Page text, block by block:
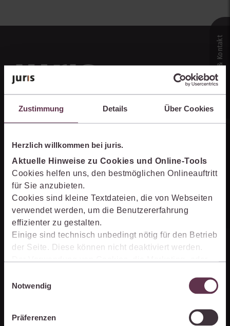
Zustimmung Details Über Cookies
Herzlich willkommen bei juris.
Aktuelle Hinweise zu Cookies und Online-Tools
Cookies helfen uns, den bestmöglichen Onlineauftritt
für Sie anzubieten.
Cookies sind kleine Textdateien, die von Webseiten
verwendet werden, um die Benutzererfahrung
effizienter zu gestalten.
Einige sind technisch unbedingt nötig für den Betrieb
der Seite. Diese können nicht deaktiviert werden.
Der Verwendung von Cookies, die Marketing- oder
Produkte zu optimieren, können Sie zustimmen,
indem Sie auf „Alles akzeptieren“ klicken. Mit Ihrer
einverstanden, dass die mittels der Cookies
Notwendig
Präferenzen
Unternehmen
Über juris
Partner der jurisAllianz
Karriere
Kontakt
Mo - Fr von 8 bis 18 Uhr
Live‑Demo & Kontakt
Online-Produkt­berater